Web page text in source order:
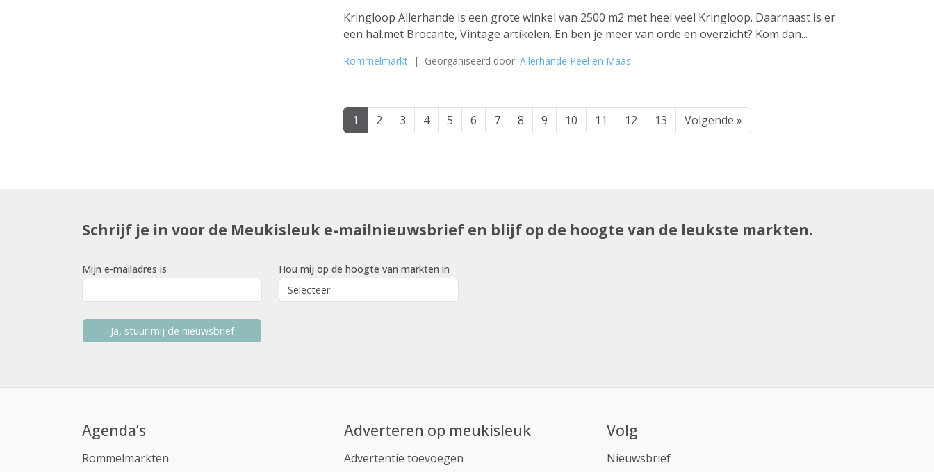
Kringloop Allerhande is een grote winkel van 2500 m2 met heel veel Kringloop. Daarnaast is er
een hal.met Brocante, Vintage artikelen. En ben je meer van orde en overzicht? Kom dan...
Rommelmarkt | Georganiseerd door: Allerhande Peel en Maas
1 2 3 4 5 6 7 8 9 10 11 12 13 Volgende »
Schrijf je in voor de Meukisleuk e-mailnieuwsbrief en blijf op de hoogte van de leukste markten.
Mijn e-mailadres is Hou mij op de hoogte van markten in
Ja, stuur mij de nieuwsbrief
Agenda’s
Rommelmarkten
Adverteren op meukisleuk
Advertentie toevoegen
Volg
Nieuwsbrief